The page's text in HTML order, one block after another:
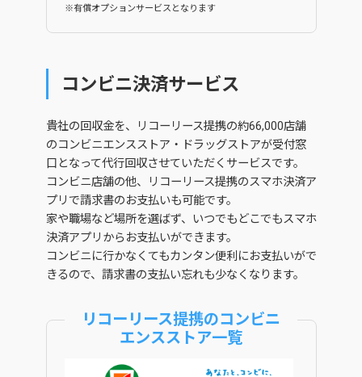
※有償オプションサービスとなります
コンビニ決済サービス
貴社の回収金を、リコーリース提携の約66,000店舗
のコンビニエンスストア・ドラッグストアが受付窓
口となって代行回収させていただくサービスです。
コンビニ店舗の他、リコーリース提携のスマホ決済ア
プリで請求書のお支払いも可能です。
家や職場など場所を選ばず、いつでもどこでもスマホ
決済アプリからお支払いができます。
コンビニに行かなくてもカンタン便利にお支払いがで
きるので、請求書の支払い忘れも少なくなります。
リコーリース提携のコンビニ
エンスストア一覧